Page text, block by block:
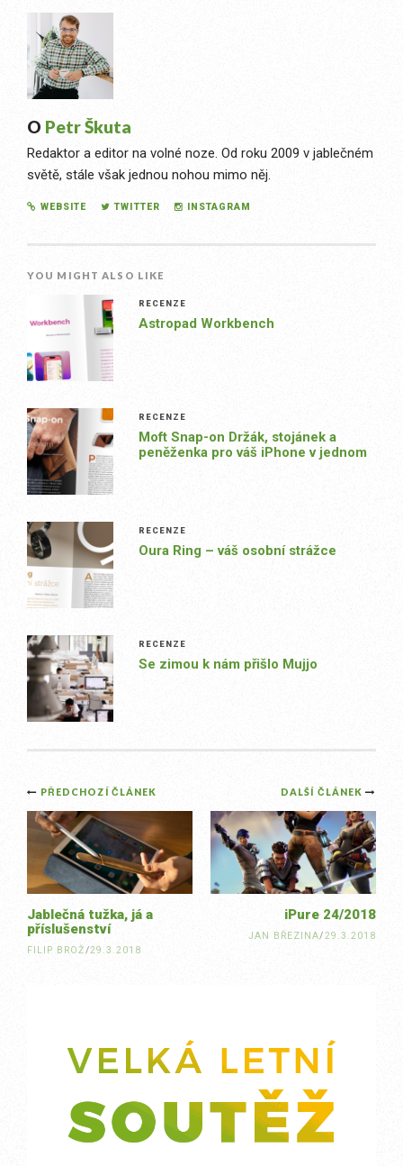
O Petr Škuta
Redaktor a editor na volné noze. Od roku 2009 v jablečném
světě, stále však jednou nohou mimo něj.
WEBSITE TWITTER INSTAGRAM
YOU MIGHT ALSO LIKE
RECENZE
Astropad Workbench
RECENZE
Moft Snap-on Držák, stojánek a
peněženka pro váš iPhone v jednom
RECENZE
Oura Ring – váš osobní strážce
RECENZE
Se zimou k nám přišlo Mujjo
Post
navigation
DALŠÍ ČLÁNEK
iPure 24/2018
JAN BŘEZINA/29.3.2018
PŘEDCHOZÍ ČLÁNEK
Jablečná tužka, já a
příslušenství
FILIP BROŽ/29.3.2018